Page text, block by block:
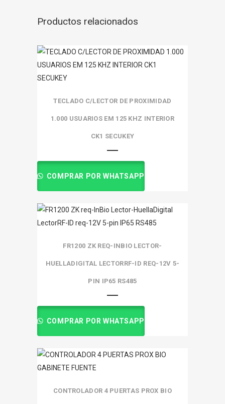
Productos relacionados
TECLADO C/LECTOR DE PROXIMIDAD
1.000 USUARIOS EM 125 KHZ INTERIOR
CK1 SECUKEY
COMPRAR POR WHATSAPP
FR1200 ZK REQ-INBIO LECTOR-
HUELLADIGITAL LECTORRF-ID REQ-12V 5-
PIN IP65 RS485
COMPRAR POR WHATSAPP
CONTROLADOR 4 PUERTAS PROX BIO